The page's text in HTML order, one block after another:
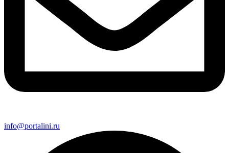
info@portalini.ru